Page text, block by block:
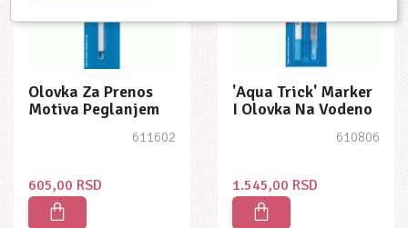
Olovka Za Prenos
Motiva Peglanjem
611602
605,00 RSD
'aqua Trick' Marker
I Olovka Na Vodeno
610806
1.545,00 RSD